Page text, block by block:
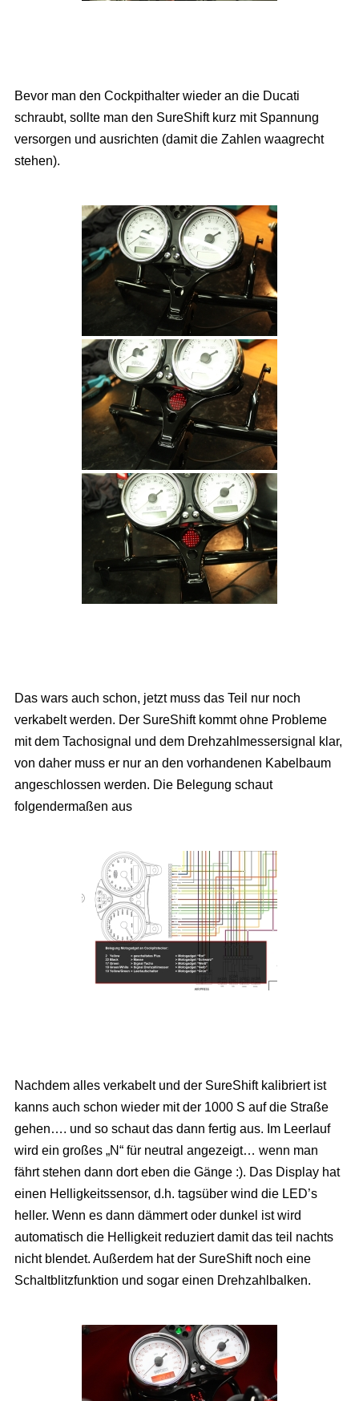
Bevor man den Cockpithalter wieder an die Ducati
schraubt, sollte man den SureShift kurz mit Spannung
versorgen und ausrichten (damit die Zahlen waagrecht
stehen).
Das wars auch schon, jetzt muss das Teil nur noch
verkabelt werden. Der SureShift kommt ohne Probleme
mit dem Tachosignal und dem Drehzahlmessersignal klar,
von daher muss er nur an den vorhandenen Kabelbaum
angeschlossen werden. Die Belegung schaut
folgendermaßen aus
Nachdem alles verkabelt und der SureShift kalibriert ist
kanns auch schon wieder mit der 1000 S auf die Straße
gehen…. und so schaut das dann fertig aus. Im Leerlauf
wird ein großes „N“ für neutral angezeigt… wenn man
fährt stehen dann dort eben die Gänge :). Das Display hat
einen Helligkeitssensor, d.h. tagsüber wind die LED’s
heller. Wenn es dann dämmert oder dunkel ist wird
automatisch die Helligkeit reduziert damit das teil nachts
nicht blendet. Außerdem hat der SureShift noch eine
Schaltblitzfunktion und sogar einen Drehzahlbalken.